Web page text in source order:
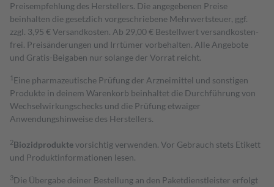
Preisempfehlung des Herstellers. Die angegebenen Preise
beinhalten die gesetzlich vorgeschriebene Mehrwertsteuer, ggf.
zzgl. 3,95 € Versandkosten. Ab 29,00 € Bestell­wert versand­kosten­
frei. Preisänderungen und Irrtümer vorbehalten. Alle Angebote
und Gratis-Beigaben nur solange der Vorrat reicht.
1 Eine pharmazeutische Prüfung der Arzneimittel und sonstigen
Produkte in deinem Warenkorb beinhaltet die Durchführung von
Wechselwirkungschecks und die Prüfung etwaiger
Anwendungshinweise des Herstellers.
2Biozidproduktevorsichtig verwenden. Vor Gebrauch stets Etikett
und Produktinformationen lesen.
3Die Übergabe deiner Bestellung an den Paketdienstleister erfolgt